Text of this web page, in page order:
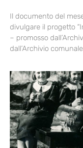
Il documento del
divulgare il progetto
– promosso
dall’Archivio